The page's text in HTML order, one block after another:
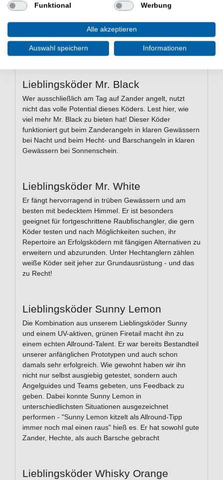
besonders geeignet für fortgeschrittene
von Anfang an mit Lieblingsködern gefischt haben,
wünschten sich dieses Paket, da sie mit diesen Farben
bereits super Erfahrungen machen konnten.
Lieblingsköder Mr. Black
Wer ausschließlich am Tag auf Zander angelt, nutzt
nicht das volle Potential dieses Köders. Lest hier, wie
viel mehr Mr. Black zu bieten hat! Dieser Köder
funktioniert gut beim Zanderangeln in klaren Gewässern
bei Nacht und beim Hecht- und Barschangeln in klaren
Gewässern bei Sonnenschein.
Lieblingsköder Mr. White
Er fängt hervorragend in trüben Gewässern und am
besten mit bedecktem Himmel. Er ist besonders
geeignet für fortgeschrittene Raubfischangler, die gern
Köder testen und nach Möglichkeiten suchen, ihr
Repertoire an Erfolgsködern mit fängigen Alternativen zu
erweitern und abzurunden. Unter Hechtanglern zählen
weiße Köder seit jeher zur Grundausrüstung - und das
zu Recht!
Lieblingsköder Sunny Lemon
Die Kombination aus unserem Lieblingsköder Sunny
und einem UV-aktiven, grünen Firetail macht ihn zu
einem echten Allround-Talent. Er war bereits Bestandteil
unserer anfänglichen Prototypen und auch schon
damals sehr erfolgreich. Wie gewohnt haben wir ihn
nicht nur selbst ausgiebig getestet, sondern auch
Angelguides und Teams gebeten, uns Feedback zu
geben. Dabei konnte Sunny Lemon in
unterschiedlichsten Situationen ausgezeichnet
performen - "Sunny Lemon kitzelt als Allround-Tipp
immer noch mal einen raus" hieß es. Er hat sowohl gute
Zander, Hechte, als auch Barsche gebracht
Lieblingsköder Whisky Orange
Funktional Werbung
Alle akzeptieren
Auswahl speichern Informationen